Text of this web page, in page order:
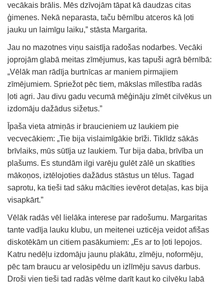
vecākais brālis. Mēs dzīvojām tāpat kā daudzas citas
ģimenes. Nekā neparasta, taču bērnību atceros kā ļoti
jauku un laimīgu laiku,” stāsta Margarita.
Jau no mazotnes viņu saistīja radošas nodarbes. Vecāki
joprojām glabā meitas zīmējumus, kas tapuši agrā bērnībā:
„Vēlāk man rādīja burtnīcas ar maniem pirmajiem
zīmējumiem. Spriežot pēc tiem, mākslas mīlestība radās
ļoti agri. Jau divu gadu vecumā mēģināju zīmēt cilvēkus un
izdomāju dažādus sižetus.”
Īpaša vieta atmiņās ir braucieniem uz laukiem pie
vecvecākiem: „Tie bija vislaimīgākie brīži. Tiklīdz sākās
brīvlaiks, mūs sūtīja uz laukiem. Tur bija daba, brīvība un
plašums. Es stundām ilgi varēju gulēt zālē un skatīties
mākoņos, iztēlojoties dažādus stāstus un tēlus. Tagad
saprotu, ka tieši tad sāku mācīties ievērot detaļas, kas bija
visapkārt.”
Vēlāk radās vēl lielāka interese par radošumu. Margaritas
tante vadīja lauku klubu, un meitenei uzticēja veidot afišas
diskotēkām un citiem pasākumiem: „Es ar to ļoti lepojos.
Katru nedēļu izdomāju jaunu plakātu, zīmēju, noformēju,
pēc tam braucu ar velosipēdu un izlīmēju savus darbus.
Droši vien tieši tad radās vēlme darīt kaut ko cilvēku labā